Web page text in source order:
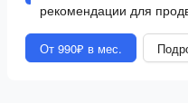
рекомендации для
От 990₽ в мес.